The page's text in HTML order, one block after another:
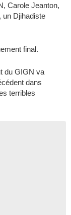
Carole Jeanton,
un Djihadiste
final.
du GIGN va
dans
terribles